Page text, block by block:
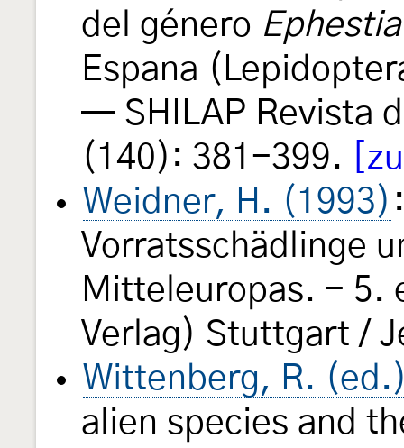
del género Ephestia
Espana
— SHILAP Revista
(140): 381-399.
Weidner, H. (1993)
Vorratsschädlinge
Mitteleuropas. - 5.
Verlag) Stuttgart /
Wittenberg, R.
alien species and